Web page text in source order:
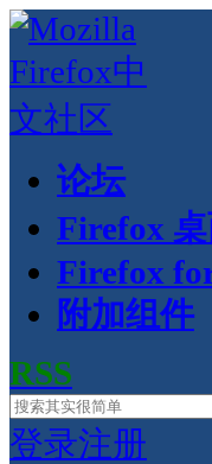
论坛
Firefox
Firefox
附加组件
RSS
登录注册